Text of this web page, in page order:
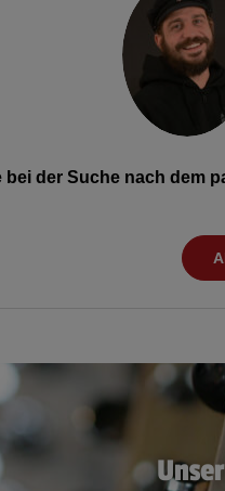
bei der Suche nach dem